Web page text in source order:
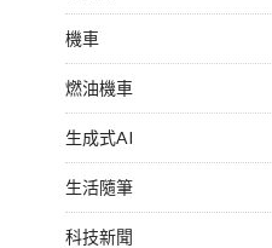
機車
燃油機車
生成式AI
生活隨筆
科技新聞